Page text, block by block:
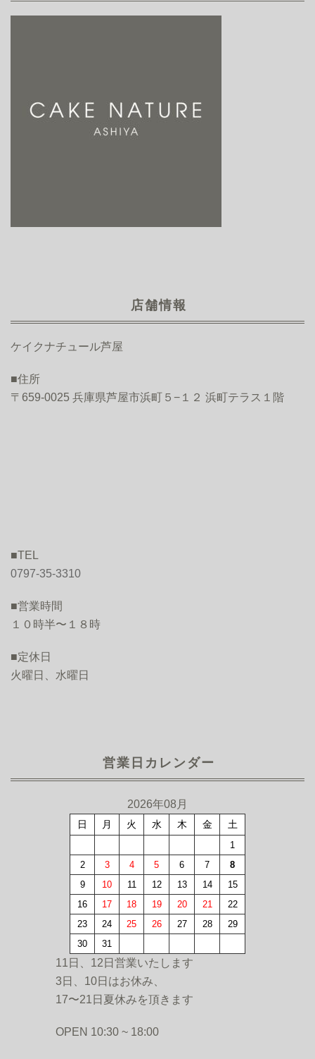
店舗情報
ケイクナチュール芦屋
■住所
〒659-0025 兵庫県芦屋市浜町５−１２ 浜町テラス１階
■TEL
0797-35-3310
■営業時間
１０時半〜１８時
■定休日
火曜日、水曜日
営業日カレンダー
2026年08月
日 月 火 水 木 金 土
1
2
3 4 5 6 7
8
9
10 11 12 13 14
15
16
17 18 19 20 21
22
23
24 25 26 27 28
29
30
31
11日、12日営業いたします
3日、10日はお休み、
17〜21日夏休みを頂きます
OPEN 10:30 ~ 18:00